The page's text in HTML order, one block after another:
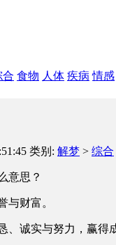
合 食物 人体 疾病 情感
类别: 解梦 > 综合
意思？
与财富。
诚实与努力，赢得